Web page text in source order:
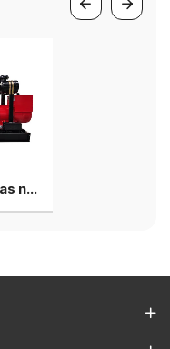
Generador de gas natural Deutz de una sola unidad HC12V132 de 500 kW